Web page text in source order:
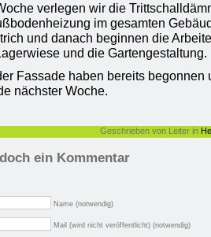
verlegen wir die
im gesamten
und danach beginnen die
und die Gartengestaltung.
Fassade haben bereits begonnen
nächster Woche.
Geschrieben von Leiter in
ein Kommentar
Name (notwendig)
Mail (wird nicht veröffentlicht) (notwendig)